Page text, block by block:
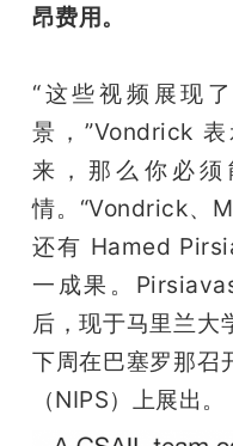
昂费用。
“这些视频展现
景，”Vondrick
来，那么你必
情。“Vondrick、
还有 Hamed
一成果。
后，现于马里兰大
下周在巴塞罗那召
（NIPS）上展出。